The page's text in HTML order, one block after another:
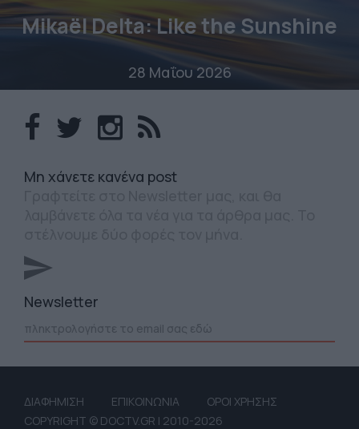
Mikaël Delta: Like the Sunshine
28 Μαΐου 2026
Mη χάνετε κανένα post
Newsletter
ΔΙΑΦΗΜΙΣΗ ΕΠΙΚΟΙΝΩΝΙΑ
ΟΡΟΙ ΧΡΗΣΗΣ
COPYRIGHT © DOCTV.GR | 2010-2026